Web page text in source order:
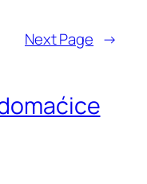
Next Page →